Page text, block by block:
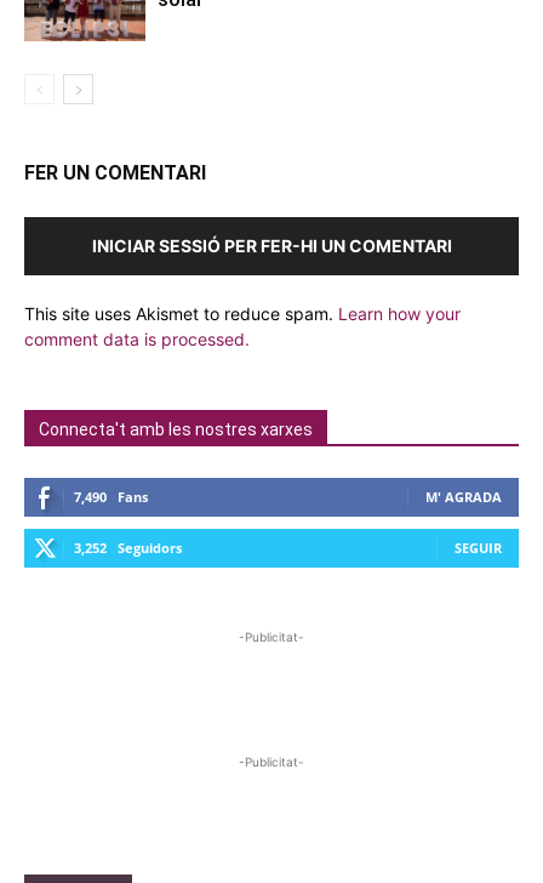
FER UN COMENTARI
INICIAR SESSIÓ PER FER-HI UN COMENTARI
This site uses Akismet to reduce spam. Learn how your
comment data is processed.
Connecta't amb les nostres xarxes
7,490 Fans M' AGRADA
3,252 Seguidors SEGUIR
-Publicitat-
-Publicitat-